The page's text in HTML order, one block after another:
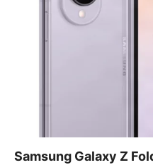
Samsung Galaxy Z